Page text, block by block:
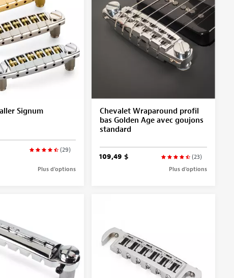
Signum
(29)
Plus d’options
Chevalet Wraparound profil
bas Golden Age avec goujons
standard
(23)
109,49 $
Plus d’options